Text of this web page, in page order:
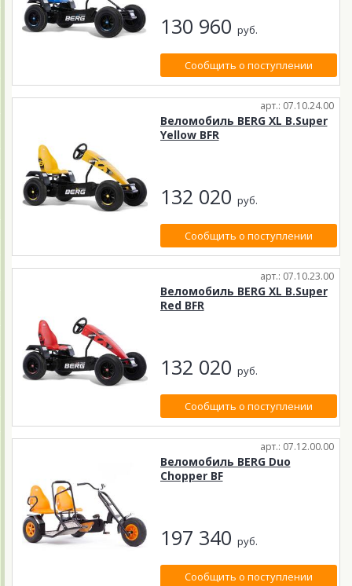
130 960 руб.
Сообщить о поступлении
арт.: 07.10.24.00
Веломобиль BERG XL B.Super
Yellow BFR
132 020 руб.
Сообщить о поступлении
арт.: 07.10.23.00
Веломобиль BERG XL B.Super
Red BFR
132 020 руб.
Сообщить о поступлении
арт.: 07.12.00.00
Веломобиль BERG Duo
Chopper BF
197 340 руб.
Сообщить о поступлении